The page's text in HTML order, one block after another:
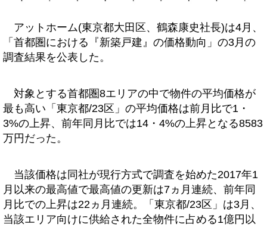
アットホーム(東京都大田区、鶴森康史社長)は4月、
「首都圏における『新築戸建』の価格動向」の3月の
調査結果を公表した。
対象とする首都圏8エリアの中で物件の平均価格が
最も高い「東京都/23区」の平均価格は前月比で1・
3%の上昇、前年同月比では14・4%の上昇となる8583
万円だった。
当該価格は同社が現行方式で調査を始めた2017年1
月以来の最高値で最高値の更新は7ヵ月連続、前年同
月比での上昇は22ヵ月連続。「東京都/23区」は3月、
当該エリア向けに供給された全物件に占める1億円以